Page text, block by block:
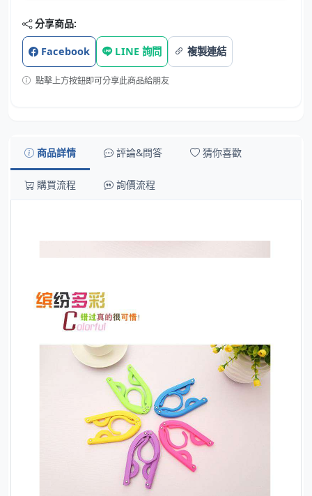
分享商品:
Facebook LINE 詢問 複製連結
點擊上方按鈕即可分享此商品給朋友
商品詳情 評論&問答 猜你喜歡
購買流程 詢價流程